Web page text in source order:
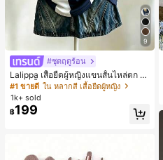
9
#ชุดฤดูร้อน
Lalippa เสื้อยืดผู้หญิงแขนสั้นไหล่ตก ค
อวีปกเสื้อ ลายพิมพ์ดิจิทัลลายทาง สไตล์
สปอร์ตแฟชั่นมินิมอล ของขวัญสำหรับเ
พื่อน
#1 ขายดี ใน หลากสี เสื้อยืดผู้หญิง
1k+ sold
฿199